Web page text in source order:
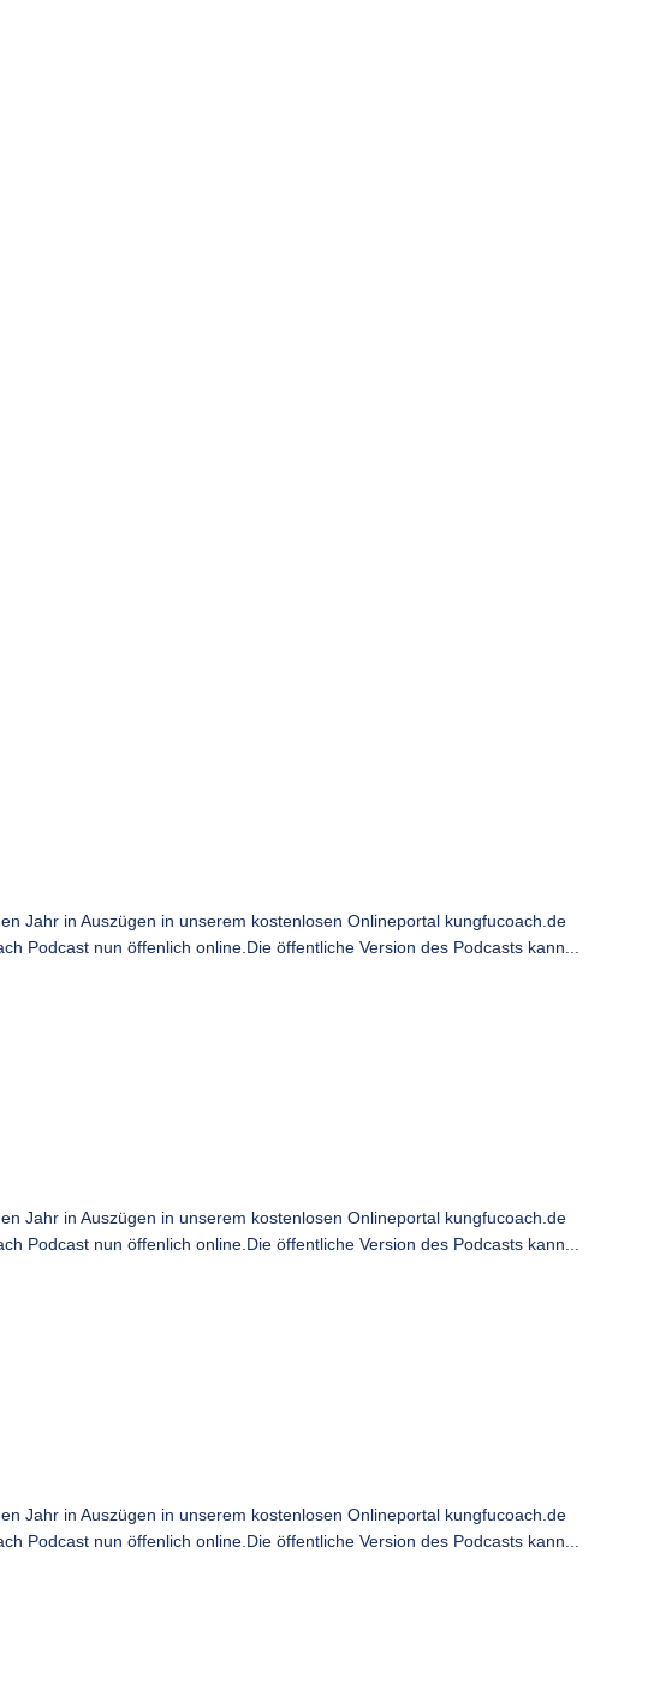
Jahr in Auszügen in unserem kostenlosen Onlineportal kungfucoach.de
Podcast nun öffenlich online.Die öffentliche Version des Podcasts kann...
Jahr in Auszügen in unserem kostenlosen Onlineportal kungfucoach.de
Podcast nun öffenlich online.Die öffentliche Version des Podcasts kann...
Jahr in Auszügen in unserem kostenlosen Onlineportal kungfucoach.de
Podcast nun öffenlich online.Die öffentliche Version des Podcasts kann...